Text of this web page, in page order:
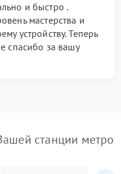
и быстро .
мастерства и
устройству. Теперь
спасибо за вашу
станции метро